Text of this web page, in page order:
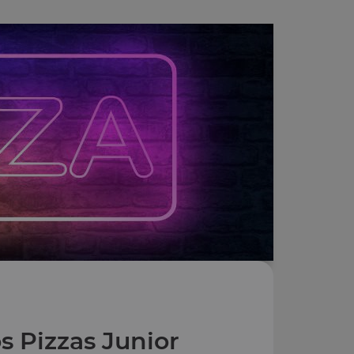
Pizzas Junior